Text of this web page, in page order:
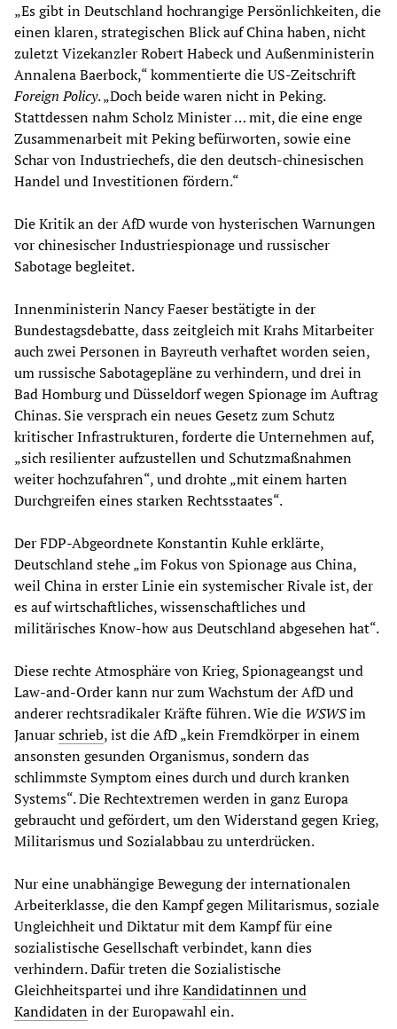
„Es gibt in Deutschland hochrangige Persönlichkeiten, die
einen klaren, strategischen Blick auf China haben, nicht
zuletzt Vizekanzler Robert Habeck und Außenministerin
Annalena Baerbock,“ kommentierte die US-Zeitschrift
Foreign Policy. „Doch beide waren nicht in Peking.
Stattdessen nahm Scholz Minister … mit, die eine enge
Zusammenarbeit mit Peking befürworten, sowie eine
Schar von Industriechefs, die den deutsch-chinesischen
Handel und Investitionen fördern.“
Die Kritik an der AfD wurde von hysterischen Warnungen
vor chinesischer Industriespionage und russischer
Sabotage begleitet.
Innenministerin Nancy Faeser bestätigte in der
Bundestagsdebatte, dass zeitgleich mit Krahs Mitarbeiter
auch zwei Personen in Bayreuth verhaftet worden seien,
um russische Sabotagepläne zu verhindern, und drei in
Bad Homburg und Düsseldorf wegen Spionage im Auftrag
Chinas. Sie versprach ein neues Gesetz zum Schutz
kritischer Infrastrukturen, forderte die Unternehmen auf,
„sich resilienter aufzustellen und Schutzmaßnahmen
weiter hochzufahren“, und drohte „mit einem harten
Durchgreifen eines starken Rechtsstaates“.
Der FDP-Abgeordnete Konstantin Kuhle erklärte,
Deutschland stehe „im Fokus von Spionage aus China,
weil China in erster Linie ein systemischer Rivale ist, der
es auf wirtschaftliches, wissenschaftliches und
militärisches Know-how aus Deutschland abgesehen hat“.
Diese rechte Atmosphäre von Krieg, Spionageangst und
Law-and-Order kann nur zum Wachstum der AfD und
anderer rechtsradikaler Kräfte führen. Wie die WSWSim
Januarschrieb, ist die AfD „kein Fremdkörper in einem
ansonsten gesunden Organismus, sondern das
schlimmste Symptom eines durch und durch kranken
Systems“. Die Rechtextremen werden in ganz Europa
gebraucht und gefördert, um den Widerstand gegen Krieg,
Militarismus und Sozialabbau zu unterdrücken.
Nur eine unabhängige Bewegung der internationalen
Arbeiterklasse, die den Kampf gegen Militarismus, soziale
Ungleichheit und Diktatur mit dem Kampf für eine
sozialistische Gesellschaft verbindet, kann dies
verhindern. Dafür treten die Sozialistische
Gleichheitspartei und ihreKandidatinnen und
Kandidatenin der Europawahl ein.